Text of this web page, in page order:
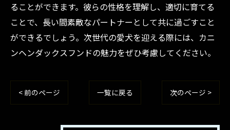
ることができます。彼らの性格を理解し、適切に育てる
ことで、長い間素敵なパートナーとして共に過ごすこと
ができるでしょう。次世代の愛犬を迎える際には、カニ
ンヘンダックスフンドの魅力をぜひ考慮してください。
< 前のページ 一覧に戻る 次のページ >